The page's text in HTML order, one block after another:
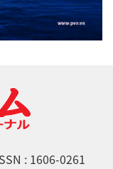
: 1606-0261